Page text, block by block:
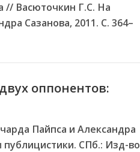
// Васюточкин Г.С. На
Сазанова, 2011. С. 364–
оппонентов:
Пайпса и Александра
СПб.: Изд-во